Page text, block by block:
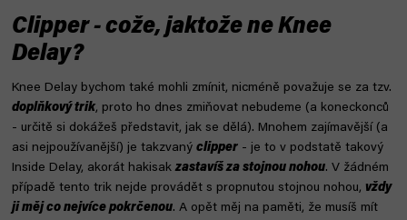
Clipper - cože, jaktože ne Knee
Delay?
Knee Delay bychom také mohli zmínit, nicméně považuje se za tzv.
doplňkový trik, proto ho dnes zmiňovat nebudeme (a koneckonců
- určitě si dokážeš představit, jak se dělá). Mnohem zajímavější (a
asi nejpoužívanější) je takzvaný clipper - je to v podstatě takový
Inside Delay, akorát hakisakzastavíš za stojnou nohou. V žádném
případě tento trik nejde provádět s propnutou stojnou nohou, vždy
ji měj co nejvíce pokrčenou. A opět měj na paměti, že musíš mít